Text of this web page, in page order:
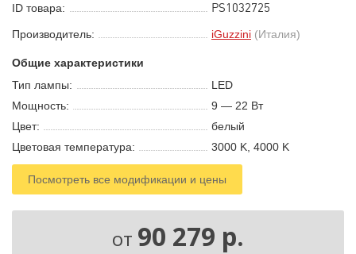
ID товара: PS1032725
Производитель: iGuzzini (Италия)
Общие характеристики
Тип лампы:
LED
Мощность:
9 — 22 Вт
Цвет:
белый
Цветовая температура:
3000 K, 4000 K
Посмотреть все модификации и цены
от 90 279 р.